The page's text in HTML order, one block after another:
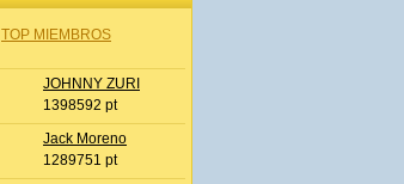
TOP MIEMBROS
JOHNNY ZURI
1398592 pt
Jack Moreno
1289751 pt